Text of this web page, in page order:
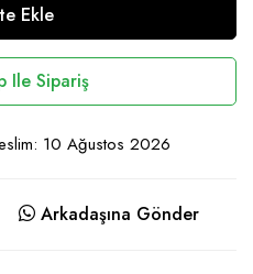
Ekle
Ile Sipariş
10 Ağustos 2026
Arkadaşına Gönder